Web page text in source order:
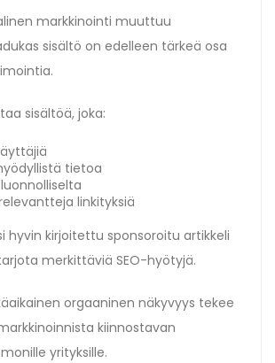
markkinointi muuttuu
sisältö on edelleen tärkeä osa
sisältöä, joka:
tietoa
linkityksiä
hyvin kirjoitettu sponsoroitu artikkeli
merkittäviä SEO-hyötyjä.
orgaaninen näkyvyys tekee
kiinnostavan
yrityksille.